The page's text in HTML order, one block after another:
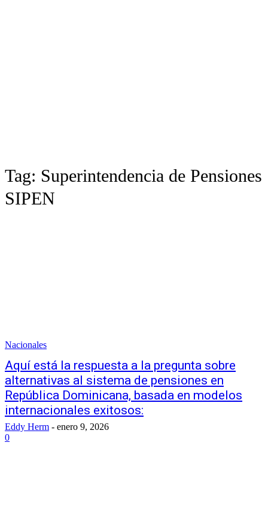
Tag: Superintendencia de Pensiones
SIPEN
Nacionales
Aquí está la respuesta a la pregunta sobre
alternativas al sistema de pensiones en
República Dominicana, basada en modelos
internacionales exitosos:
Eddy Herm - enero 9, 2026
0